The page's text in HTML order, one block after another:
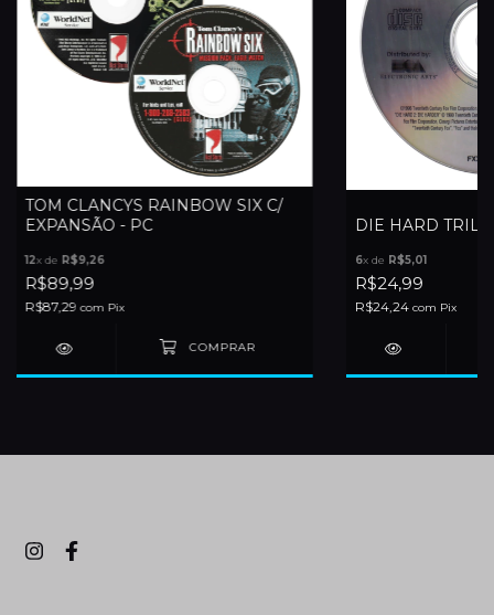
TOM CLANCYS RAINBOW SIX C/
EXPANSÃO - PC
12x de R$9,26
R$89,99
R$87,29com Pix
DIE HARD
6x de R$5,01
R$24,99
R$24,24 com Pix